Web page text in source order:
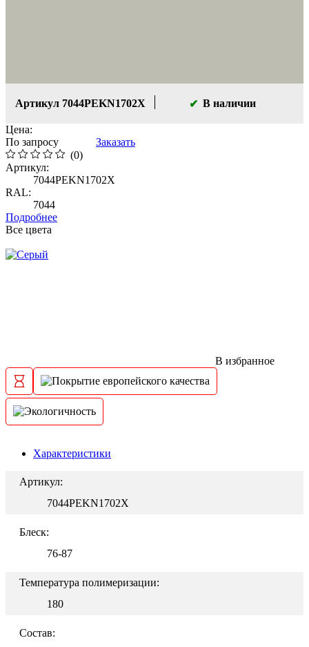
Артикул 7044PEKN1702X В наличии
Цена:
По запросу
Заказать
(0)
Артикул:
7044PEKN1702X
RAL:
7044
Подробнее
Все цвета
В избранное
Характеристики
Артикул:
7044PEKN1702X
Блеск:
76-87
Температура полимеризации:
180
Состав: